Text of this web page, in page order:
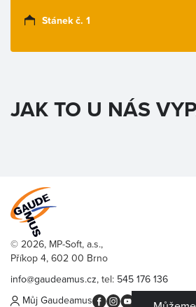
Stánek č. 1
JAK TO U NÁS
© 2026, MP-Soft, a.s.,
Příkop 4, 602 00 Brno
info@gaudeamus.cz, tel: 545 176 136
Můj Gaudeamus